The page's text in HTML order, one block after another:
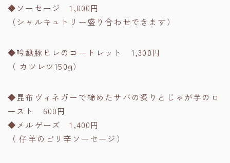
◆ソーセージ 1,000円
（シャルキュトリー盛り合わせできます）
◆吟醸豚ヒレのコートレット 1,300円
（ カツレツ150g）
◆昆布ヴィネガーで締めたサバの炙りとじゃが芋のロ
ースト 600円
◆メルゲーズ 1,400円
（ 仔羊のピリ辛ソーセージ）